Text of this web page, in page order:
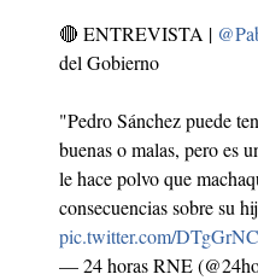
🔴 ENTREVISTA |
del Gobierno
"Pedro Sánchez puede
buenas o malas, pero es
le hace polvo que
consecuencias sobre su
pic.twitter.com/
— 24 horas RNE